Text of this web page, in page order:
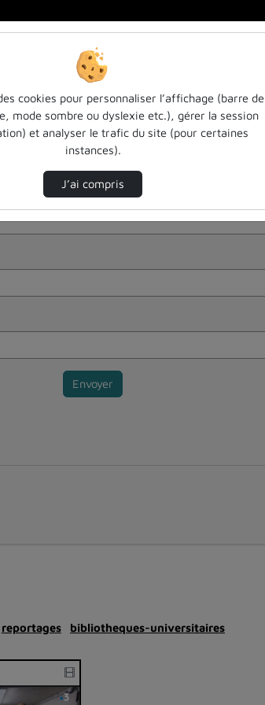
Envoyer
reportages bibliotheques-universitaires
cookies pour personnaliser l’affichage (barre de
mode sombre ou dyslexie etc.), gérer la session
et analyser le trafic du site (pour certaines
instances).
J’ai compris